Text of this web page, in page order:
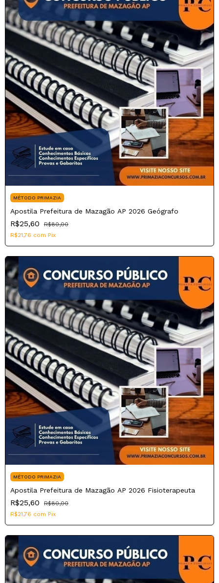
MÉTODO PRIMAZIA
Apostila Prefeitura de Mazagão AP 2026 Geógrafo
R$25,60
R$80,00
R$21,76 com Pix
MÉTODO PRIMAZIA
Apostila Prefeitura de Mazagão AP 2026 Fisioterapeuta
R$25,60
R$80,00
R$21,76 com Pix